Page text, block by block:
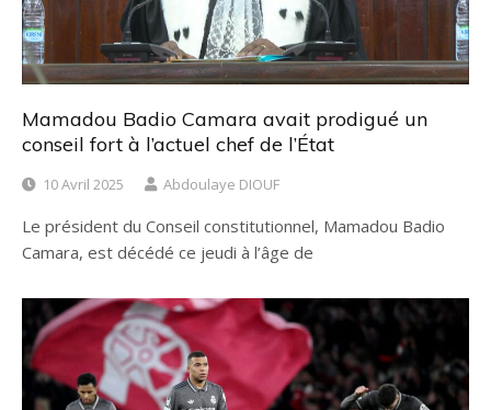
Mamadou Badio Camara avait prodigué un
conseil fort à l’actuel chef de l’État
10 Avril 2025 Abdoulaye DIOUF
Le président du Conseil constitutionnel, Mamadou Badio
Camara, est décédé ce jeudi à l’âge de